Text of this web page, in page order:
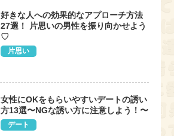
好きな人への効果的なアプローチ方法
27選！ 片思いの男性を振り向かせよう
♡
片思い
女性にOKをもらいやすいデートの誘い
方13選〜NGな誘い方に注意しよう！〜
デート